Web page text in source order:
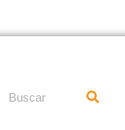
Pesquisar